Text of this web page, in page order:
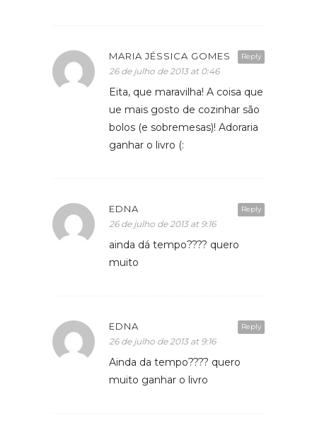
Reply
MARIA JÉSSICA GOMES
26 de julho de 2013 at 0:46
Eita, que maravilha! A coisa que
ue mais gosto de cozinhar são
bolos (e sobremesas)! Adoraria
ganhar o livro (:
Reply
EDNA
26 de julho de 2013 at 9:16
ainda dá tempo???? quero
muito
Reply
EDNA
26 de julho de 2013 at 9:16
Ainda da tempo???? quero
muito ganhar o livro